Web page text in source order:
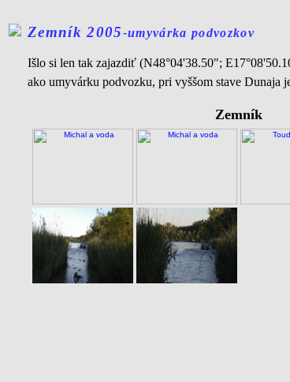
Zemník 2005-umyvárka podvozkov
Išlo si len tak zajazdiť (N48°04'38.50";
ako umyvárku podvozku, pri vyššom stave Dunaja
Zemník